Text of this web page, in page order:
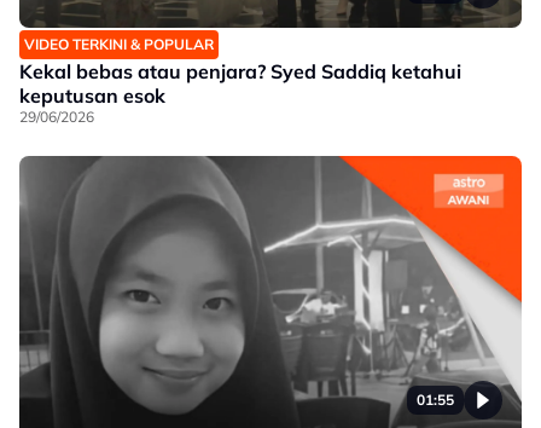
VIDEO TERKINI & POPULAR
Kekal bebas atau penjara? Syed Saddiq ketahui
keputusan esok
29/06/2026
01:55